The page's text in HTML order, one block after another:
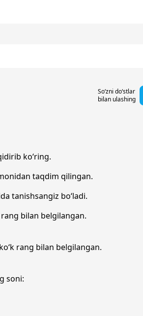
So‘zni do‘stlar
bilan ulashing
ko‘ring.
taqdim qilingan.
tanishsangiz bo‘ladi.
bilan belgilangan.
rang bilan belgilangan.
soni: